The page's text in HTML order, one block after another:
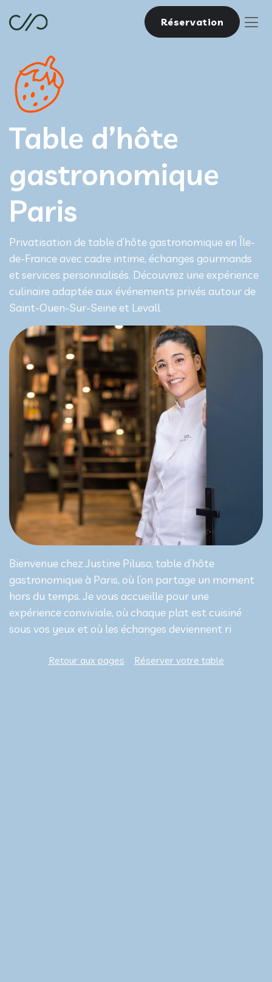
Réservation
Table d’hôte
gastronomique
Paris
Privatisation de table d’hôte gastronomique en Île-
de-France avec cadre intime, échanges gourmands
et services personnalisés. Découvrez une expérience
culinaire adaptée aux événements privés autour de
Saint-Ouen-Sur-Seine et Levall
Bienvenue chez Justine Piluso, table d’hôte
gastronomique à Paris, où l’on partage un moment
hors du temps. Je vous accueille pour une
expérience conviviale, où chaque plat est cuisiné
sous vos yeux et où les échanges deviennent ri
Retour aux pages Réserver votre table